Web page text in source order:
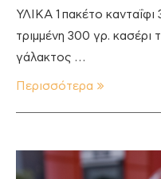
ΥΛΙΚΑ 1 πακέτο
τριμμένη 300 γρ. κασέρι
γάλακτος …
Περισσότερα